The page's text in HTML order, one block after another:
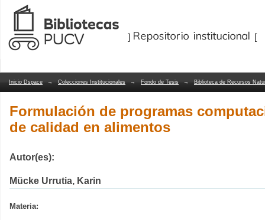
Formulación de programas
Repositorio Dspace/Manakin
Inicio Dspace → Colecciones Institucionales → Fondo de Tesis → Biblioteca de Recursos
Formulación de programas
de calidad en alimentos
Autor(es):
Mücke Urrutia, Karin
Materia: